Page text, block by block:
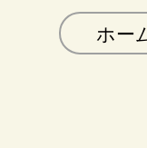
ホー